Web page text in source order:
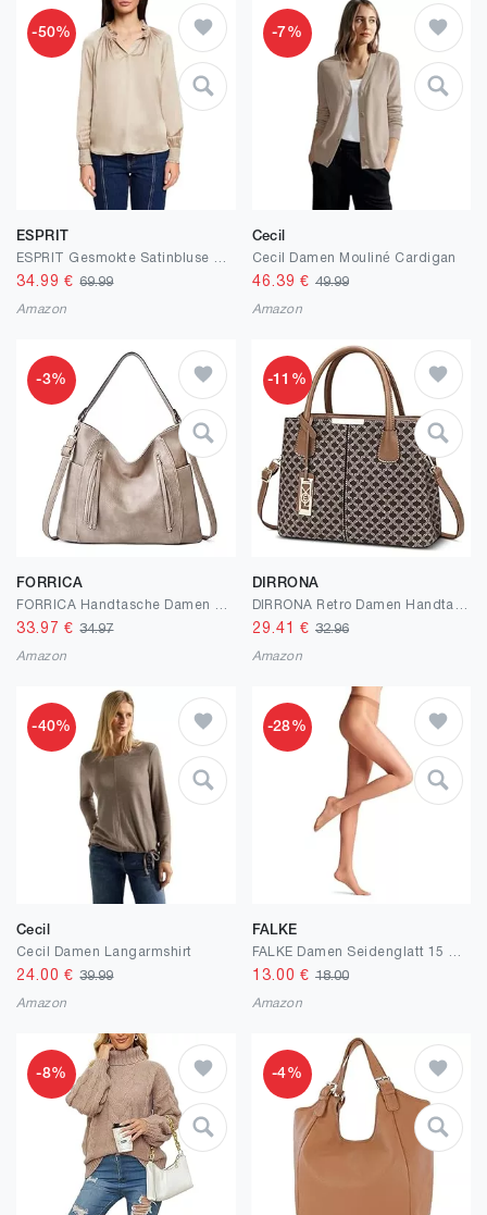
-50%
ESPRIT
34.99 €69.99
Amazon
-7%
Cecil
Cecil Damen Mouliné Cardigan
46.39 € 49.99
Amazon
-3%
FORRICA
33.97 €34.97
Amazon
-11%
DIRRONA
29.41 € 32.96
Amazon
-40%
Cecil
Cecil Damen Langarmshirt
24.00 €39.99
Amazon
-28%
FALKE
13.00 € 18.00
Amazon
-8% -4%